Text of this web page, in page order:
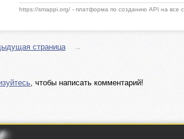
https://smappi.org/ - платформа по созданию API на все
страница
→
, чтобы написать комментарий!